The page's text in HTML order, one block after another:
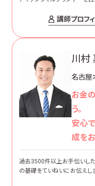
講師プロフ
川村
名古屋
お金
う。
安心
成を
過去3500件以上お手伝いし
の基礎をていねいにお伝えしま